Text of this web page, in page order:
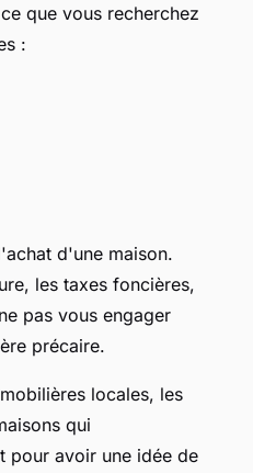
que vous recherchez
:
d'une maison.
les taxes foncières,
pas vous engager
précaire.
locales, les
qui
pour avoir une idée de